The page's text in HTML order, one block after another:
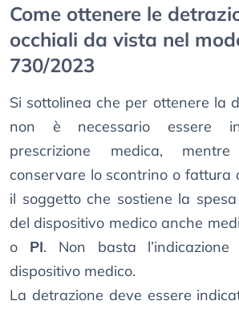
Come ottenere le
occhiali da vista nel
730/2023
Si sottolinea che per ottenere la
non è necessario essere
prescrizione medica,
conservare lo scontrino o fattura
il soggetto che sostiene la
del dispositivo medico anche
o PI. Non basta
dispositivo medico.
La detrazione deve essere